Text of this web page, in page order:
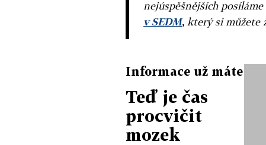
nejúspěšnějších
v SEDM, který si můžete
Informace už máte
Teď je čas
procvičit
mozek